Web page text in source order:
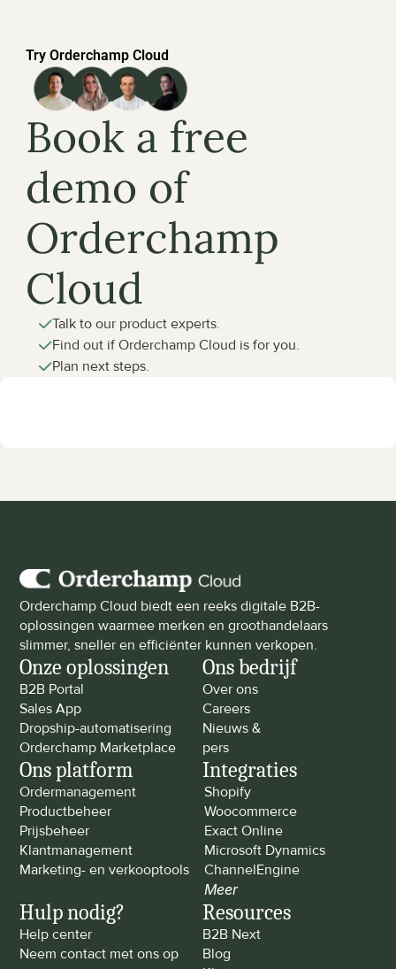
Try Orderchamp Cloud
Book a free
demo of
Orderchamp
Cloud
Talk to our product experts.
Find out if Orderchamp Cloud is for you.
Plan next steps.
Orderchamp Cloud biedt een reeks digitale B2B-
oplossingen waarmee merken en groothandelaars
slimmer, sneller en efficiënter kunnen verkopen.
Onze oplossingen
B2B Portal
Sales App
Dropship-automatisering
Orderchamp Marketplace
Ons bedrijf
Over ons
Careers
Nieuws &
pers
Ons platform
Ordermanagement
Productbeheer
Prijsbeheer
Klantmanagement
Marketing- en verkooptools
Integraties
Shopify
Woocommerce
Exact Online
Microsoft Dynamics
ChannelEngine
Meer
Hulp nodig?
Help center
Neem contact met ons op
Resources
B2B Next
Blog